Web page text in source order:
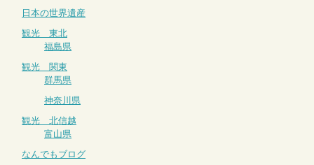
日本の世界遺産
観光 東北
福島県
観光 関東
群馬県
神奈川県
観光 北信越
富山県
なんでもブログ